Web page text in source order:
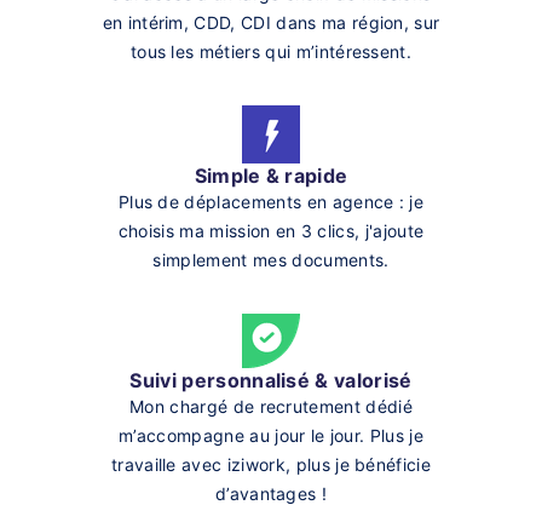
en intérim, CDD, CDI dans ma région, sur
tous les métiers qui m’intéressent.
Simple & rapide
Plus de déplacements en agence : je
choisis ma mission en 3 clics, j'ajoute
simplement mes documents.
Suivi personnalisé & valorisé
Mon chargé de recrutement dédié
m’accompagne au jour le jour. Plus je
travaille avec iziwork, plus je bénéficie
d’avantages !